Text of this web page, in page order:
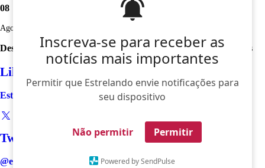
Inscreva-se para receber as
notícias mais importantes
Permitir que Estrelando envie notificações para
seu dispositivo
Não permitir Permitir
Powered by SendPulse
08
Ago
Desculpe, não foi encontrado nenhum registro sobre: parecidas
Like
Estrelando
Twitter
@estrelando